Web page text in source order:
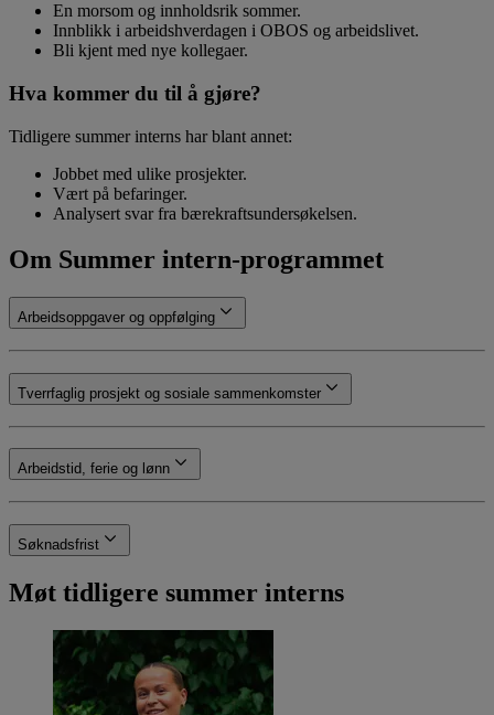
En morsom og innholdsrik sommer.
Innblikk i arbeidshverdagen i OBOS og arbeidslivet.
Bli kjent med nye kollegaer.
Hva kommer du til å gjøre?
Tidligere summer interns har blant annet:
Jobbet med ulike prosjekter.
Vært på befaringer.
Analysert svar fra bærekraftsundersøkelsen.
Om Summer intern-programmet
Arbeidsoppgaver og oppfølging
Tverrfaglig prosjekt og sosiale sammenkomster
Arbeidstid, ferie og lønn
Søknadsfrist
Møt tidligere summer interns